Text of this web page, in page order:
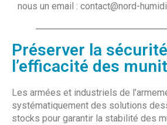
nous un email : contact@nord-
Préserver la
l’efficacité des
Les armées et industriels de
systématiquement des solutions
stocks pour garantir la stabilité des